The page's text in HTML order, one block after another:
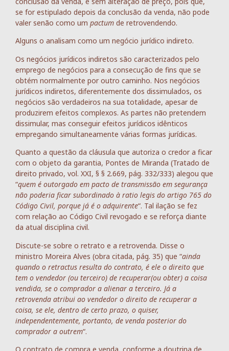
se for estipulado depois da conclusão da venda, não pode
valer senão como um pactum de retrovendendo.
Alguns o analisam como um negócio jurídico indireto.
Os negócios jurídicos indiretos são caracterizados pelo
emprego de negócios para a consecução de fins que se
obtém normalmente por outro caminho. Nos negócios
jurídicos indiretos, diferentemente dos dissimulados, os
negócios são verdadeiros na sua totalidade, apesar de
produzirem efeitos complexos. As partes não pretendem
dissimular, mas conseguir efeitos jurídicos idênticos
empregando simultaneamente várias formas jurídicas.
Quanto a questão da cláusula que autoriza o credor a ficar
com o objeto da garantia, Pontes de Miranda (Tratado de
direito privado, vol. XXI, § § 2.669, pág. 332/333) alegou que
“quem é outorgado em pacto de transmissão em segurança
não poderia ficar subordinado à ratio legis do artigo 765 do
Código Civil, porque já é o adquirente“. Tal ilação se fez
com relação ao Código Civil revogado e se reforça diante
da atual disciplina civil.
Discute-se sobre o retrato e a retrovenda. Disse o
ministro Moreira Alves (obra citada, pág. 35) que “ainda
quando o retractus resulta do contrato, é ele o direito que
tem o vendedor (ou terceiro) de recuperar(ou obter) a coisa
vendida, se o comprador a alienar a terceiro. Já a
retrovenda atribui ao vendedor o direito de recuperar a
coisa, se ele, dentro de certo prazo, o quiser,
independentemente, portanto, de venda posterior do
comprador a outrem“.